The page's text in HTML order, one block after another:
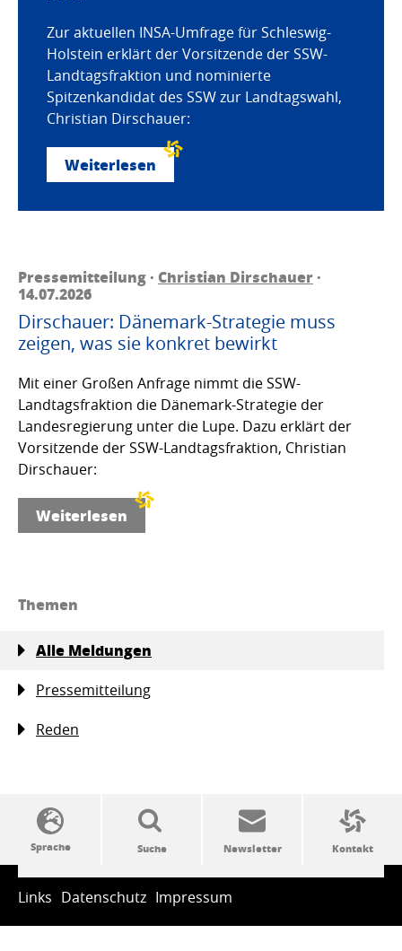
Zur aktuellen INSA-Umfrage für Schleswig-
Holstein erklärt der Vorsitzende der SSW-
Landtagsfraktion und nominierte
Spitzenkandidat des SSW zur Landtagswahl,
Christian Dirschauer:
Weiterlesen
Pressemitteilung · Christian Dirschauer·
14.07.2026
Dirschauer: Dänemark-Strategie muss
zeigen, was sie konkret bewirkt
Mit einer Großen Anfrage nimmt die SSW-
Landtagsfraktion die Dänemark-Strategie der
Landesregierung unter die Lupe. Dazu erklärt der
Vorsitzende der SSW-Landtagsfraktion, Christian
Dirschauer:
Weiterlesen
Themen
Alle Meldungen
Pressemitteilung
Reden
SSW-Politik von A bis Z
Links Datenschutz Impressum